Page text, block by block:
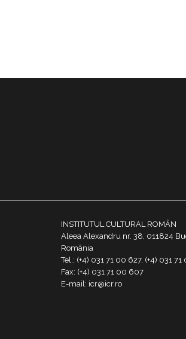
INSTITUTUL CULTURAL ROMÂN
Aleea Alexandru nr. 38, 011824
România
Tel.: (+4) 031 71 00 627, (+4) 031
Fax: (+4) 031 71 00 607
E-mail: icr@icr.ro